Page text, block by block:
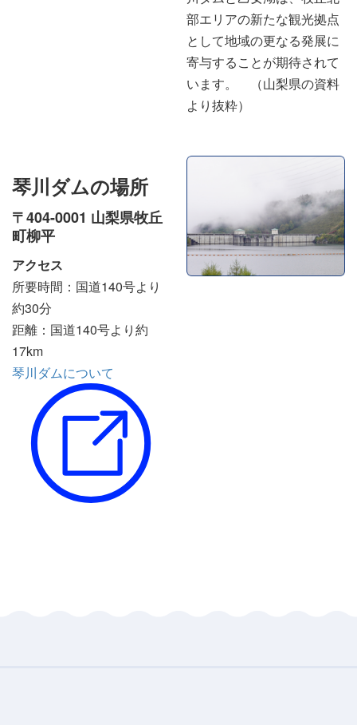
部エリアの新たな観光拠点
として地域の更なる発展に
寄与することが期待されて
います。 （山梨県の資料
より抜粋）
琴川ダムの場所
〒404-0001 山梨県牧丘
町柳平
アクセス
所要時間：国道140号より
約30分
距離：国道140号より約
17km
琴川ダムについて